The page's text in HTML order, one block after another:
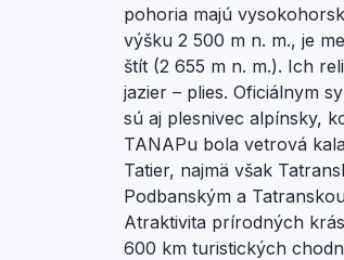
pohoria majú
výšku 2 500 m n. m., je
štít (2 655 m n. m.). Ich
jazier – plies. Oficiálnym
sú aj plesnivec alpínsky,
TANAPu bola vetrová
Tatier, najmä však
Podbanským a
Atraktivita prírodných
600 km turistických